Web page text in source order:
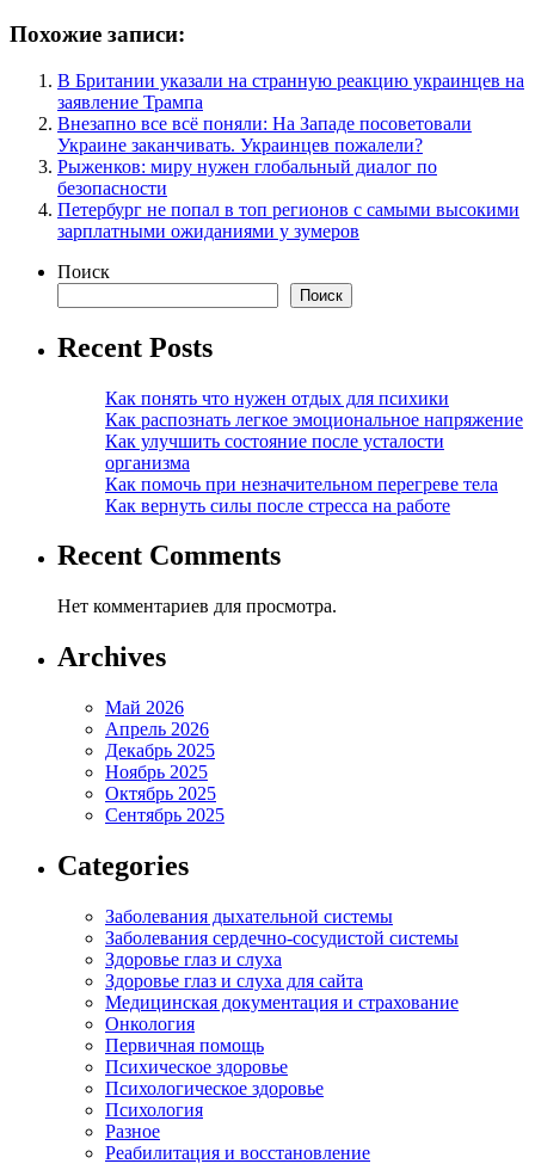
Похожие записи:
В Британии указали на странную реакцию украинцев на
заявление Трампа
Внезапно все всё поняли: На Западе посоветовали
Украине заканчивать. Украинцев пожалели?
Рыженков: миру нужен глобальный диалог по
безопасности
Петербург не попал в топ регионов с самыми высокими
зарплатными ожиданиями у зумеров
Поиск
Поиск
Recent Posts
Как понять что нужен отдых для психики
Как распознать легкое эмоциональное напряжение
Как улучшить состояние после усталости
организма
Как помочь при незначительном перегреве тела
Как вернуть силы после стресса на работе
Recent Comments
Нет комментариев для просмотра.
Archives
Май 2026
Апрель 2026
Декабрь 2025
Ноябрь 2025
Октябрь 2025
Сентябрь 2025
Categories
Заболевания дыхательной системы
Заболевания сердечно-сосудистой системы
Здоровье глаз и слуха
Здоровье глаз и слуха для сайта
Медицинская документация и страхование
Онкология
Первичная помощь
Психическое здоровье
Психологическое здоровье
Психология
Разное
Реабилитация и восстановление